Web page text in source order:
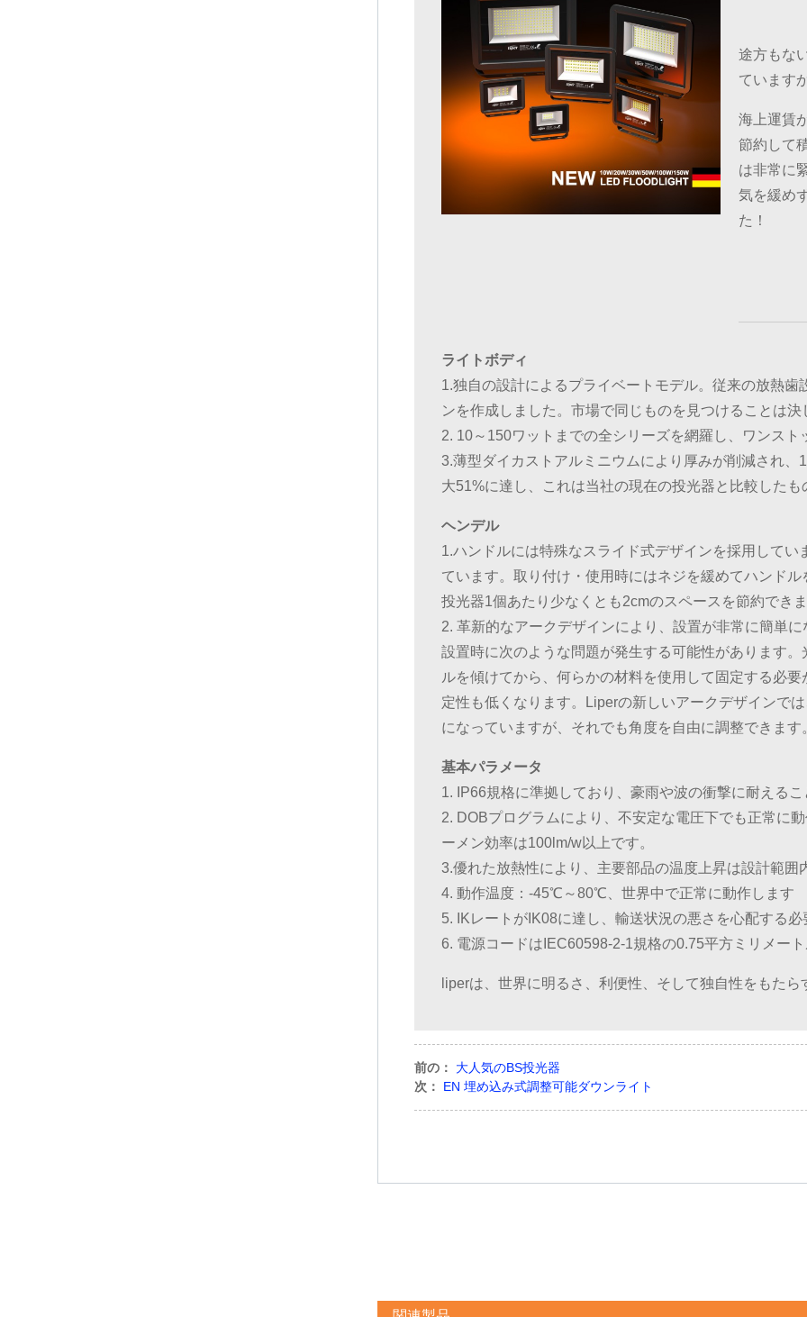
途方もな
ています
海上運賃
節約して
は非常に
気を緩め
た！
ライトボディ
1.独自の設計によるプライベートモデル。従来の放熱
ンを作成しました。市場で同じものを見つけることは決
2. 10～150ワットまでの全シリーズを網羅し、ワンスト
3.薄型ダイカストアルミニウムにより厚みが削減され
大51%に達し、これは当社の現在の投光器と比較したも
ヘンデル
1.ハンドルには特殊なスライド式デザインを採用して
ています。取り付け・使用時にはネジを緩めてハンドル
投光器1個あたり少なくとも2cmのスペースを節約できま
2. 革新的なアークデザインにより、設置が非常に簡単に
設置時に次のような問題が発生する可能性があります
ルを傾けてから、何らかの材料を使用して固定する必
定性も低くなります。Liperの新しいアークデザインで
になっていますが、それでも角度を自由に調整できます
基本パラメータ
1. IP66規格に準拠しており、豪雨や波の衝撃に耐えるこ
2. DOBプログラムにより、不安定な電圧下でも正常に
ーメン効率は100lm/w以上です。
3.優れた放熱性により、主要部品の温度上昇は設計範囲
4. 動作温度：-45℃～80℃、世界中で正常に動作します
5. IKレートがIK08に達し、輸送状況の悪さを心配する必
6. 電源コードはIEC60598-2-1規格の0.75平方ミリメート
liperは、世界に明るさ、利便性、そして独自性をもたら
前の：
大人気のBS投光器
次：
EN 埋め込み式調整可能ダウンライト